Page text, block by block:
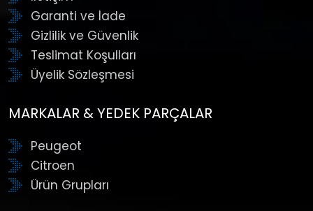
Garanti ve İade
Gizlilik ve Güvenlik
Teslimat Koşulları
Üyelik Sözleşmesi
MARKALAR & YEDEK PARÇALAR
Peugeot
Citroen
Ürün Grupları